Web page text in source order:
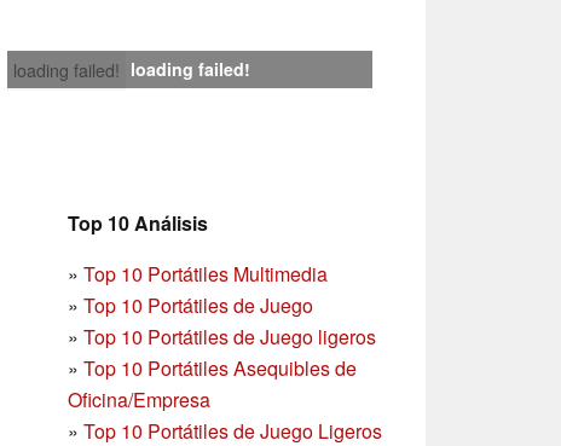
loading failed! loading failed!
Top 10 Análisis
» Top 10 Portátiles Multimedia
» Top 10 Portátiles de Juego
» Top 10 Portátiles de Juego ligeros
» Top 10 Portátiles Asequibles de
Oficina/Empresa
» Top 10 Portátiles de Juego Ligeros